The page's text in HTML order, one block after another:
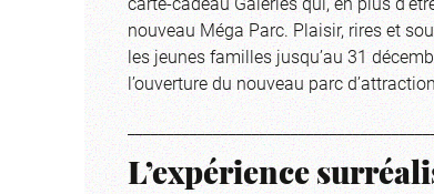
nouveau Méga Parc. Plaisir, rires et
les jeunes familles jusqu’au 31
l’ouverture du nouveau parc
L’expérience